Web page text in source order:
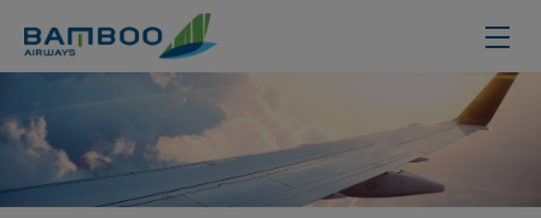
JCB - Bamboo Airways